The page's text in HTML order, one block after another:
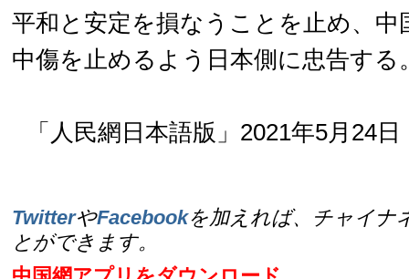
平和と安定を損なうことを止め、
中傷を止めるよう日本側に忠告する
「人民網日本語版」2021年5月24日
TwitterやFacebookを加えれば、チャイナ
とができます。